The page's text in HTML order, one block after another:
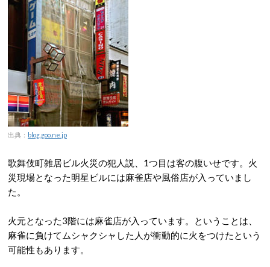
出典： blog.goo.ne.jp
歌舞伎町雑居ビル火災の犯人説、1つ目は客の腹いせです。火
災現場となった明星ビルには麻雀店や風俗店が入っていまし
た。
火元となった3階には麻雀店が入っています。ということは、
麻雀に負けてムシャクシャした人が衝動的に火をつけたという
可能性もあります。